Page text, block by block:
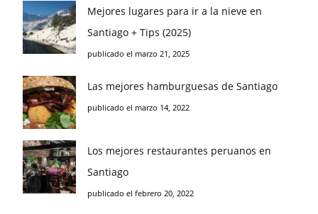
Mejores lugares para ir a la nieve en
Santiago + Tips (2025)
publicado el marzo 21, 2025
Las mejores hamburguesas de Santiago
publicado el marzo 14, 2022
Los mejores restaurantes peruanos en
Santiago
publicado el febrero 20, 2022